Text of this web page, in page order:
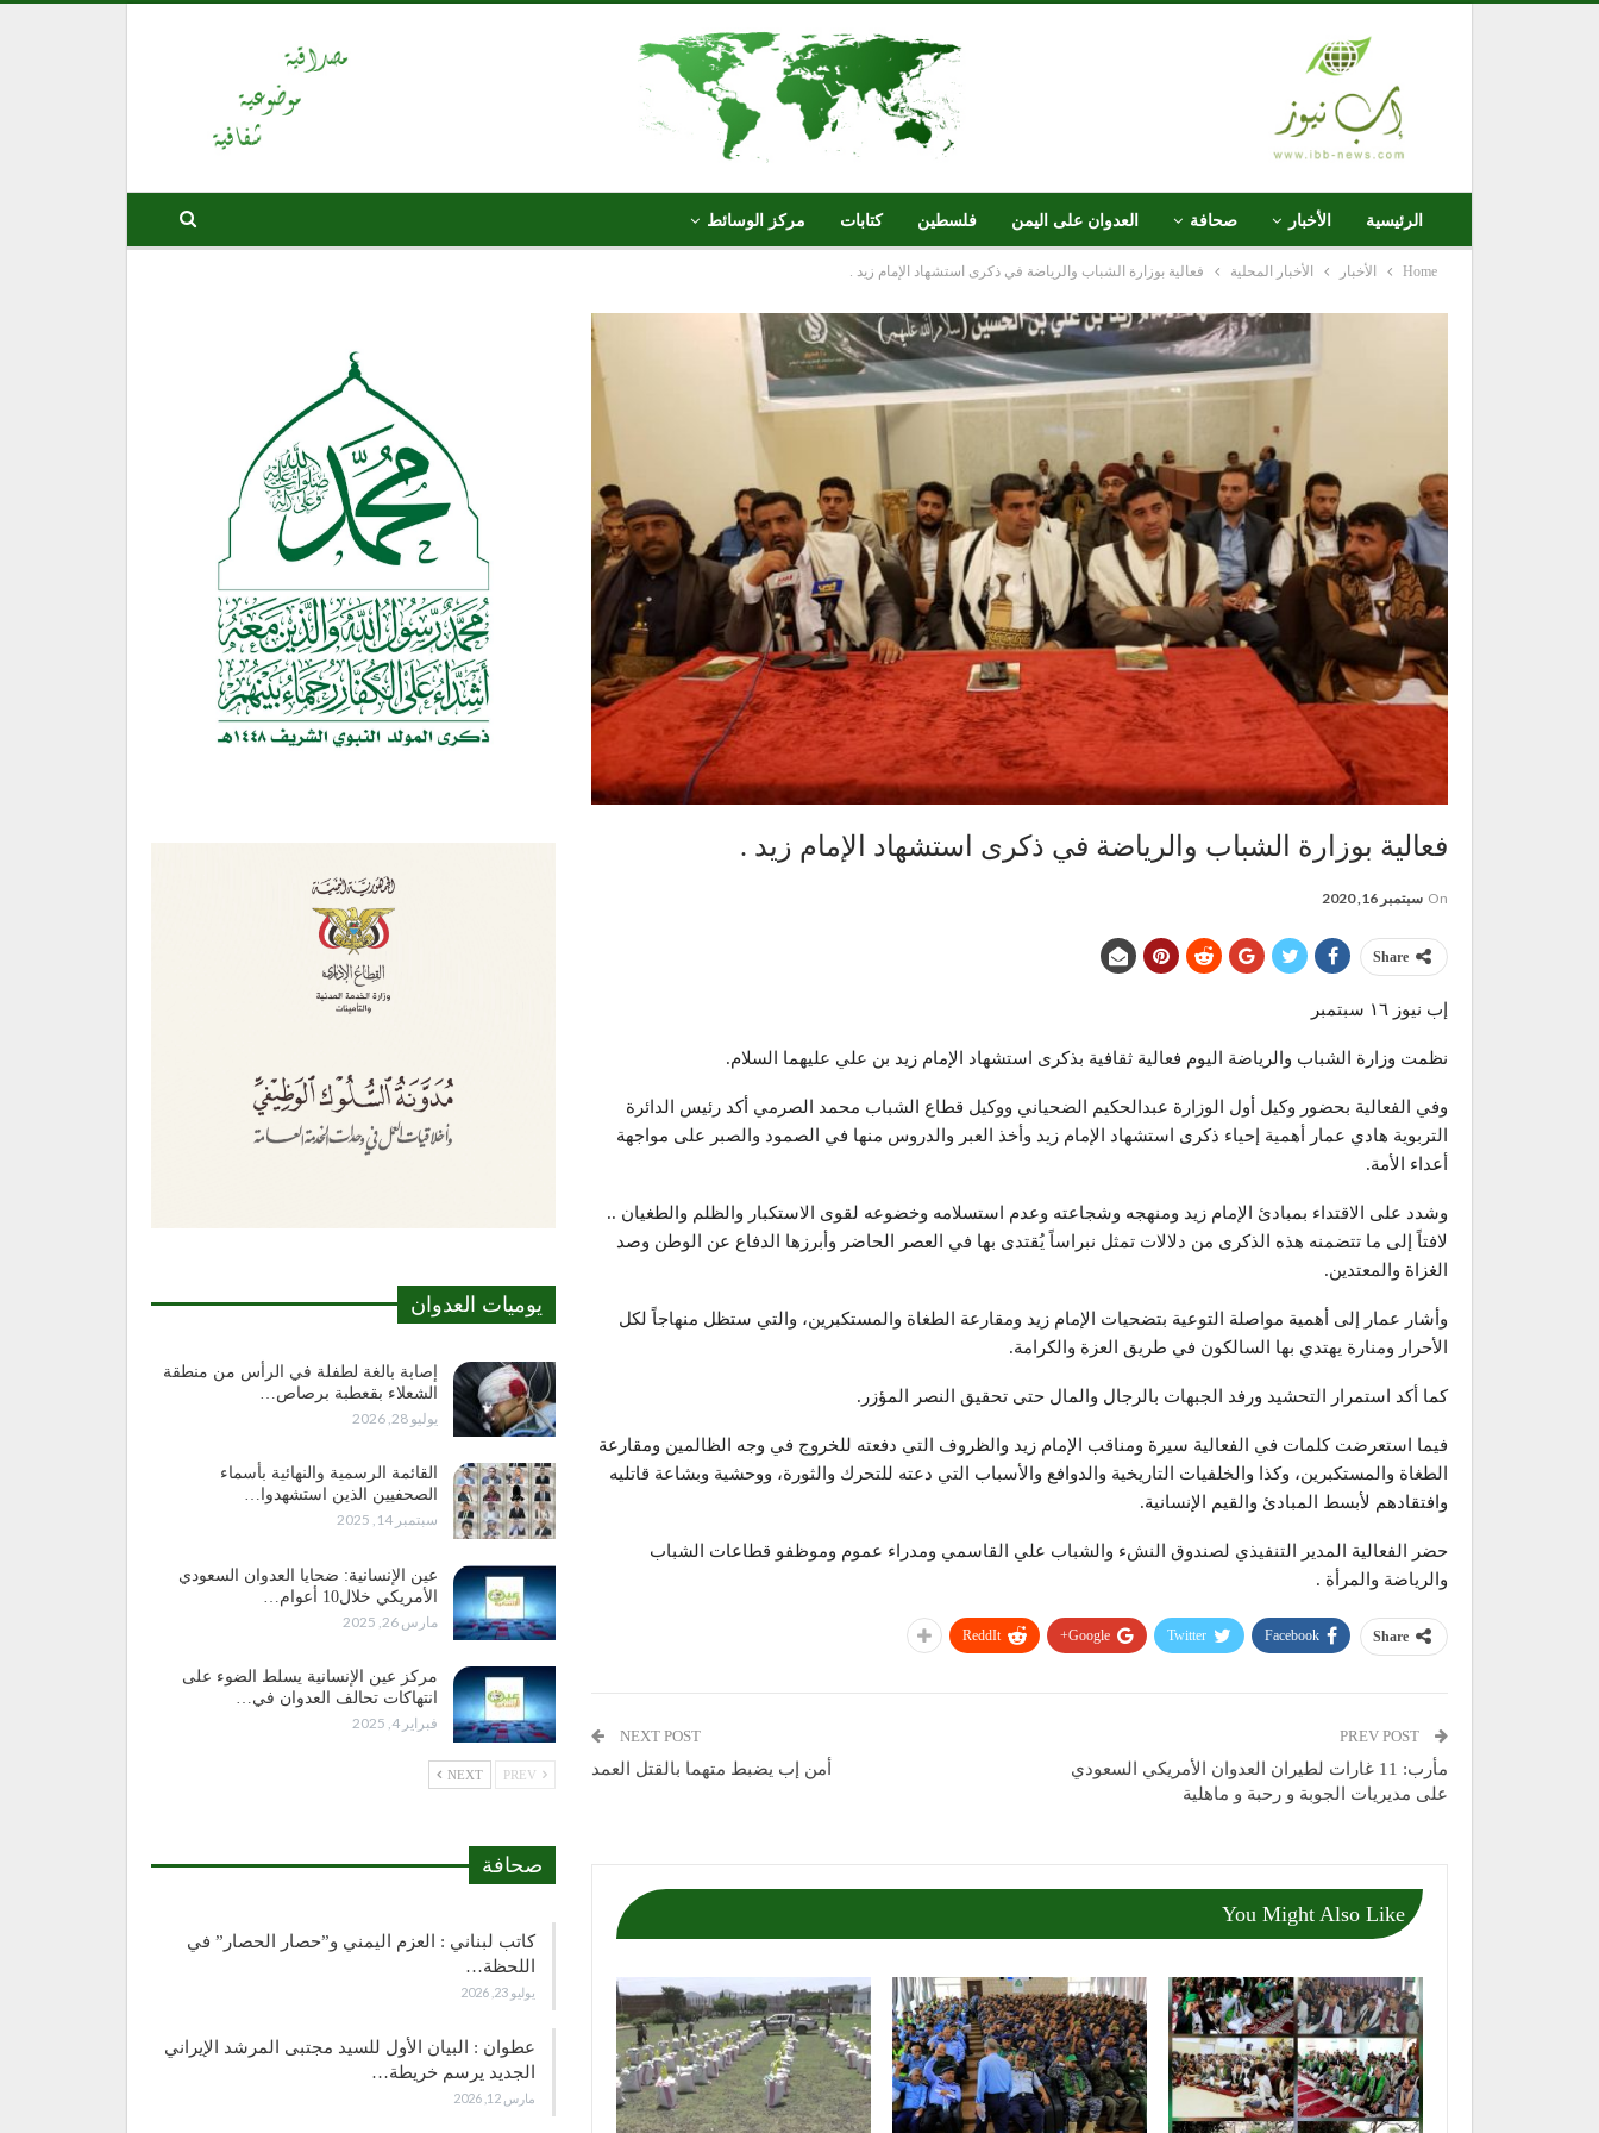
الرئيسية الأخبار صحافة العدوان على اليمن فلسطين كتابات مركز الوسائط
Home الأخبار الأخبار المحلية فعالية بوزارة الشباب والرياضة في ذكرى استشهاد الإمام زيد .
فعالية بوزارة الشباب والرياضة في ذكرى استشهاد الإمام زيد .
On سبتمبر 16, 2020
Share
إب نيوز ١٦ سبتمبر
نظمت وزارة الشباب والرياضة اليوم فعالية ثقافية بذكرى استشهاد الإمام زيد بن علي عليهما السلام.
وفي الفعالية بحضور وكيل أول الوزارة عبدالحكيم الضحياني ووكيل قطاع الشباب محمد الصرمي أكد رئيس الدائرة
التربوية هادي عمار أهمية إحياء ذكرى استشهاد الإمام زيد وأخذ العبر والدروس منها في الصمود والصبر على مواجهة
أعداء الأمة.
وشدد على الاقتداء بمبادئ الإمام زيد ومنهجه وشجاعته وعدم استسلامه وخضوعه لقوى الاستكبار والظلم والطغيان ..
لافتاً إلى ما تتضمنه هذه الذكرى من دلالات تمثل نبراساً يُقتدى بها في العصر الحاضر وأبرزها الدفاع عن الوطن وصد
الغزاة والمعتدين.
وأشار عمار إلى أهمية مواصلة التوعية بتضحيات الإمام زيد ومقارعة الطغاة والمستكبرين، والتي ستظل منهاجاً لكل
الأحرار ومنارة يهتدي بها السالكون في طريق العزة والكرامة.
كما أكد استمرار التحشيد ورفد الجبهات بالرجال والمال حتى تحقيق النصر المؤزر.
فيما استعرضت كلمات في الفعالية سيرة ومناقب الإمام زيد والظروف التي دفعته للخروج في وجه الظالمين ومقارعة
الطغاة والمستكبرين، وكذا والخلفيات التاريخية والدوافع والأسباب التي دعته للتحرك والثورة، ووحشية وبشاعة قاتليه
وافتقادهم لأبسط المبادئ والقيم الإنسانية.
حضر الفعالية المدير التنفيذي لصندوق النشء والشباب علي القاسمي ومدراء عموم وموظفو قطاعات الشباب
والرياضة والمرأة .
Share
Facebook
Twitter
Google+
ReddIt
مأرب: 11 غارات لطيران العدوان الأمريكي السعودي
على مديريات الجوبة و رحبة و ماهلية
NEXT POST
أمن إب يضبط متهما بالقتل العمد
You Might Also Like
يوميات العدوان
إصابة بالغة لطفلة في الرأس من منطقة
الشعلاء بقعطبة برصاص…
يوليو 28, 2026
القائمة الرسمية والنهائية بأسماء
الصحفيين الذين استشهدوا…
سبتمبر 14, 2025
عين الإنسانية: ضحايا العدوان السعودي
الأمريكي خلال10 أعوام…
مارس 26, 2025
مركز عين الإنسانية يسلط الضوء على
انتهاكات تحالف العدوان في…
فبراير 4, 2025
NEXT
صحافة
كاتب لبناني : العزم اليمني و”حصار الحصار” في
اللحظة…
يوليو 23, 2026
عطوان : البيان الأول للسيد مجتبى المرشد الإيراني
الجديد يرسم خريطة…
مارس 12, 2026